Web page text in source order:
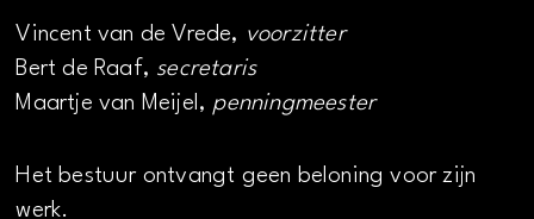
Vincent van de Vrede, voorzitter
Bert de Raaf, secretaris
Maartje van Meijel, penningmeester
Het bestuur ontvangt geen beloning voor zijn
werk.